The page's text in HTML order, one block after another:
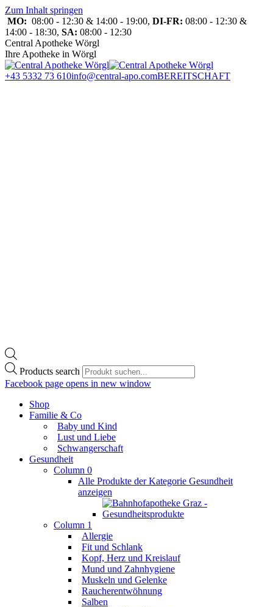
Zum Inhalt springen
MO: 08:00 - 12:30 & 14:00 - 19:00, DI-FR: 08:00 - 12:30 &
14:00 - 18:30, SA: 08:00 - 12:30
Central Apotheke Wörgl
Ihre Apotheke in Wörgl
+43 5332 73 610info@central-apo.comBEREITSCHAFT
Products search
Facebook page opens in new window
Shop
Familie & Co
Baby und Kind
Lust und Liebe
Schwangerschaft
Gesundheit
Column 0
Alle Produkte der Kategorie Gesundheit
anzeigen
Column 1
Allergie
Fit und Schlank
Kopf, Herz und Kreislauf
Mund und Zahnhygiene
Muskeln und Gelenke
Raucherentwöhnung
Salben